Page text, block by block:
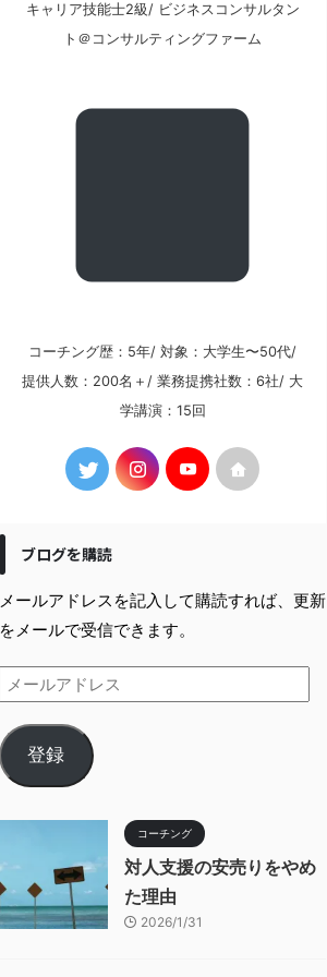
キャリア技能士2級/ ビジネスコンサルタン
ト＠コンサルティングファーム
コーチング歴：5年/ 対象：大学生〜50代/
提供人数：200名＋/ 業務提携社数：6社/ 大
学講演：15回
ブログを購読
メールアドレスを記入して購読すれば、更新
をメールで受信できます。
登録
コーチング
対人支援の安売りをやめ
た理由
2026/1/31